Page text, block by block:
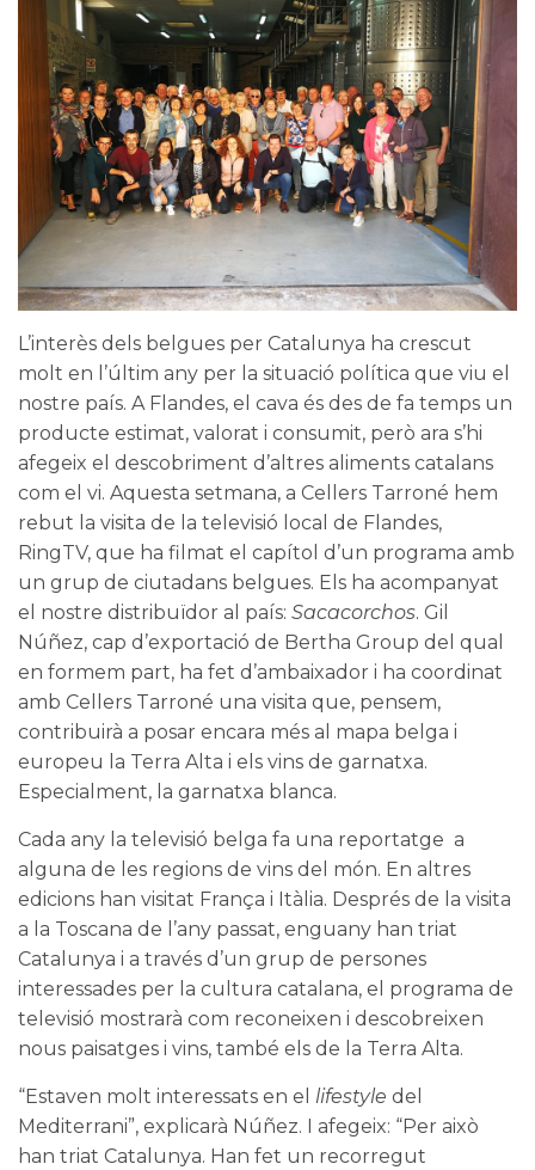
L’interès dels belgues per Catalunya ha crescut
molt en l’últim any per la situació política que viu el
nostre país. A Flandes, el cava és des de fa temps un
producte estimat, valorat i consumit, però ara s’hi
afegeix el descobriment d’altres aliments catalans
com el vi. Aquesta setmana, a Cellers Tarroné hem
rebut la visita de la televisió local de Flandes,
RingTV, que ha filmat el capítol d’un programa amb
un grup de ciutadans belgues. Els ha acompanyat
el nostre distribuïdor al país: Sacacorchos. Gil
Núñez, cap d’exportació de Bertha Group del qual
en formem part, ha fet d’ambaixador i ha coordinat
amb Cellers Tarroné una visita que, pensem,
contribuirà a posar encara més al mapa belga i
europeu la Terra Alta i els vins de garnatxa.
Especialment, la garnatxa blanca.
Cada any la televisió belga fa una reportatge a
alguna de les regions de vins del món. En altres
edicions han visitat França i Itàlia. Després de la visita
a la Toscana de l’any passat, enguany han triat
Catalunya i a través d’un grup de persones
interessades per la cultura catalana, el programa de
televisió mostrarà com reconeixen i descobreixen
nous paisatges i vins, també els de la Terra Alta.
“Estaven molt interessats en el lifestyle del
Mediterrani”, explicarà Núñez. I afegeix: “Per això
han triat Catalunya. Han fet un recorregut